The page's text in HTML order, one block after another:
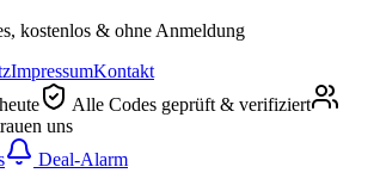
kostenlos & ohne Anmeldung
ImpressumKontakt
Alle Codes geprüft & verifiziert
uns
Deal-Alarm